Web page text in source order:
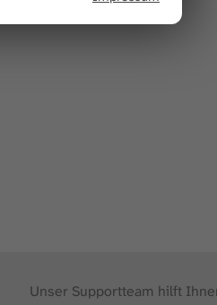
Unser Supportteam hilft